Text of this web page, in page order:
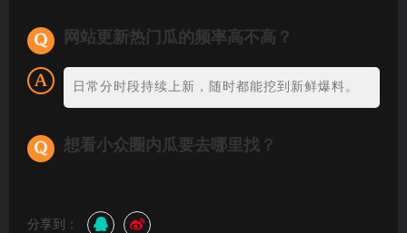
网站更新热门瓜的频率高不高？
日常分时段持续上新，随时都能挖到新鲜爆料。
想看小众圈内瓜要去哪里找？
分享到：